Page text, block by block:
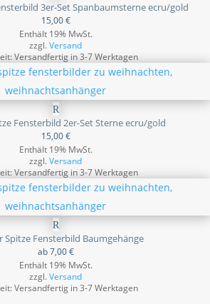
3er-Set Spanbaumsterne ecru/gold
15,00€
Enthält 19% MwSt.
zzgl.Versand
Versandfertig in 3-7 Werktagen
Fensterbild 2er-Set Sterne ecru/gold
15,00€
Enthält 19% MwSt.
zzgl.Versand
Versandfertig in 3-7 Werktagen
Spitze Fensterbild Baumgehänge
ab7,00€
Enthält 19% MwSt.
zzgl.Versand
Versandfertig in 3-7 Werktagen